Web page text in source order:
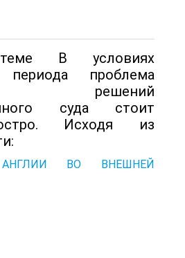
В условиях
периода проблема
решений
суда стоит
Исходя из
АНГЛИИ ВО ВНЕШНЕЙ